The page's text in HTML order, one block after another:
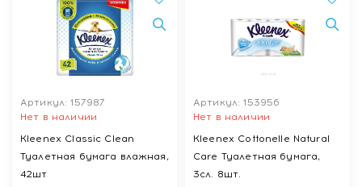
Артикул: 157987
Нет в наличии
Kleenex Classic Clean
Туалетная бумага влажная,
42шт
Артикул: 153956
Нет в наличии
Kleenex Cottonelle Natural
Care Туалетная бумага,
3сл. 8шт.